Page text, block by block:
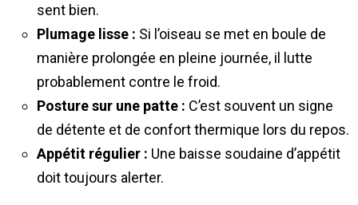
sent bien.
Plumage lisse : Si l’oiseau se met en boule de
manière prolongée en pleine journée, il lutte
probablement contre le froid.
Posture sur une patte : C’est souvent un signe
de détente et de confort thermique lors du repos.
Appétit régulier : Une baisse soudaine d’appétit
doit toujours alerter.